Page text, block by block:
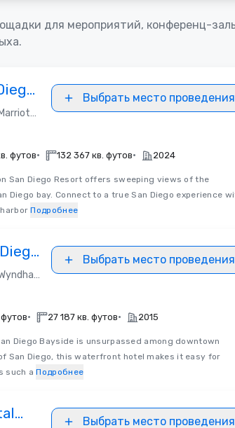
для мероприятий, конференц-
Bonvoy
Выбрать место проведения
футов• 132 367 кв. футов• 2024
San Diego Resort offers sweeping views of the
Diego bay. Connect to a true San Diego experience
Подробнее
Hotels & Resorts
Выбрать место проведения
• 27 187 кв. футов• 2015
Diego Bayside is unsurpassed among downtown
San Diego, this waterfront hotel makes it easy for
such a Подробнее
Выбрать место проведения